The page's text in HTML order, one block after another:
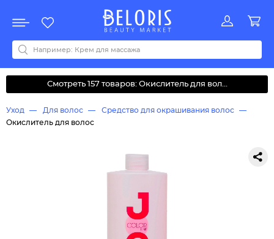
Акции
Все бренды
0-9ABCDEFGHIJKLMNOPQRSTUVWYZАБВДЗИМОКЛНПРСТУФ
Смотреть 157 товаров: Окислитель для вол...
Уход Для волос
Средство для окрашивания волос
Окислитель для волос